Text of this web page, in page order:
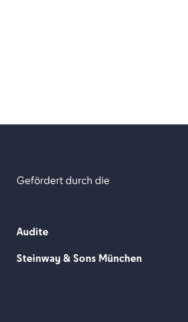
Gefördert durch die
Audite
Steinway & Sons München